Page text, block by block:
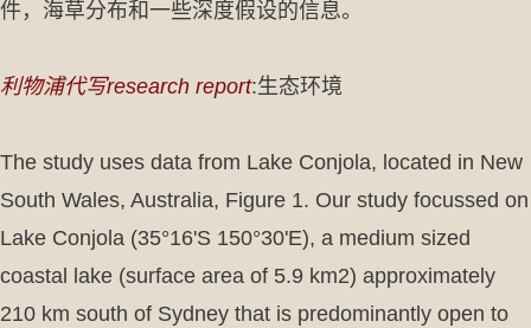
件，海草分布和一些深度假设的信息。
利物浦代写research report:生态环境
The study uses data from Lake Conjola, located in New
South Wales, Australia, Figure 1. Our study focussed on
Lake Conjola (35°16'S 150°30'E), a medium sized
coastal lake (surface area of 5.9 km2) approximately
210 km south of Sydney that is predominantly open to